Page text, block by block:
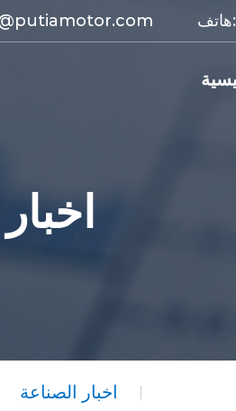
هاتف:
اخبار الصناعة